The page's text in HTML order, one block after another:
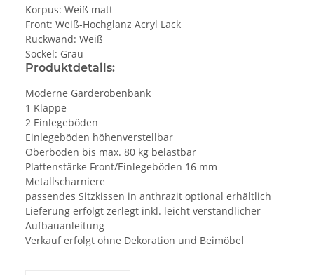
Korpus: Weiß matt
Front: Weiß-Hochglanz Acryl Lack
Rückwand: Weiß
Sockel: Grau
Produktdetails:
Moderne Garderobenbank
1 Klappe
2 Einlegeböden
Einlegeböden höhenverstellbar
Oberboden bis max. 80 kg belastbar
Plattenstärke Front/Einlegeböden 16 mm
Metallscharniere
passendes Sitzkissen in anthrazit optional erhältlich
Lieferung erfolgt zerlegt inkl. leicht verständlicher
Aufbauanleitung
Verkauf erfolgt ohne Dekoration und Beimöbel